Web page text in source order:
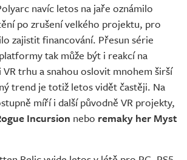
navíc letos na jaře oznámilo
po zrušení velkého projektu, pro
zajistit financování. Přesun série
tak může být i reakcí na
VR trhu a snahou oslovit mnohem širší
trend je totiž letos vidět častěji. Na
míří i další původně VR projekty,
Incursion nebo remaky her Myst